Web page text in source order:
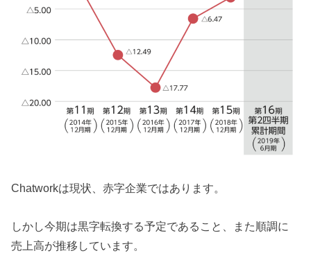
Chatworkは現状、赤字企業ではあります。
しかし今期は黒字転換する予定であること、また順調に
売上高が推移しています。